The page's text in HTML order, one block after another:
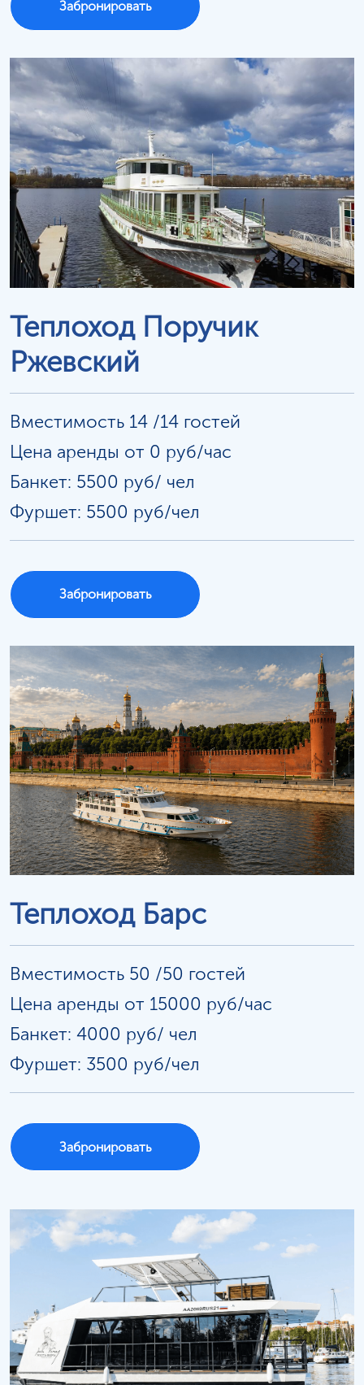
Забронировать
Теплоход Поручик
Ржевский
Вместимость 14 /14 гостей
Цена аренды от 0 руб/час
Банкет: 5500 руб/ чел
Фуршет: 5500 руб/чел
Забронировать
Теплоход Барс
Вместимость 50 /50 гостей
Цена аренды от 15000 руб/час
Банкет: 4000 руб/ чел
Фуршет: 3500 руб/чел
Забронировать